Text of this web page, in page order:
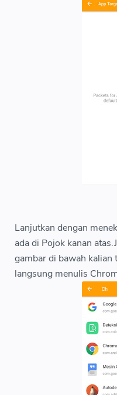
Lanjutkan dengan
ada di Pojok kanan
gambar di bawah kalian
langsung menulis